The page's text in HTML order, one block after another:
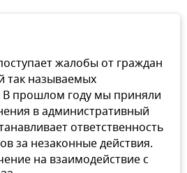
жалобы от граждан
так называемых
В прошлом году мы приняли
в административный
ответственность
за незаконные действия.
на взаимодействие с